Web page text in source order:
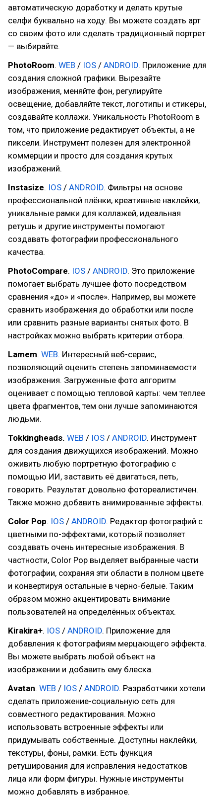
автоматическую доработку и делать крутые
селфи буквально на ходу. Вы можете создать арт
со своим фото или сделать традиционный портрет
— выбирайте.
PhotoRoom. WEB / IOS / ANDROID. Приложение для
создания сложной графики. Вырезайте
изображения, меняйте фон, регулируйте
освещение, добавляйте текст, логотипы и стикеры,
создавайте коллажи. Уникальность PhotoRoom в
том, что приложение редактирует объекты, а не
пиксели. Инструмент полезен для электронной
коммерции и просто для создания крутых
изображений.
Instasize. IOS / ANDROID. Фильтры на основе
профессиональной плёнки, креативные наклейки,
уникальные рамки для коллажей, идеальная
ретушь и другие инструменты помогают
создавать фотографии профессионального
качества.
PhotoCompare. IOS / ANDROID. Это приложение
помогает выбрать лучшее фото посредством
сравнения «до» и «после». Например, вы можете
сравнить изображения до обработки или после
или сравнить разные варианты снятых фото. В
настройках можно выбрать критерии отбора.
Lamem. WEB. Интересный веб-сервис,
позволяющий оценить степень запоминаемости
изображения. Загруженные фото алгоритм
оценивает с помощью тепловой карты: чем теплее
цвета фрагментов, тем они лучше запоминаются
людьми.
Tokkingheads. WEB / IOS / ANDROID. Инструмент
для создания движущихся изображений. Можно
оживить любую портретную фотографию с
помощью ИИ, заставить её двигаться, петь,
говорить. Результат довольно фотореалистичен.
Также можно добавить анимированные эффекты.
Color Pop. IOS / ANDROID. Редактор фотографий с
цветными по-эффектами, который позволяет
создавать очень интересные изображения. В
частности, Color Pop выделяет выбранные части
фотографии, сохраняя эти области в полном цвете
и конвертируя остальные в черно-белые. Таким
образом можно акцентировать внимание
пользователей на определённых объектах.
Kirakira+. IOS / ANDROID. Приложение для
добавления к фотографиям мерцающего эффекта.
Вы можете выбрать любой объект на
изображении и добавить ему блеска.
Avatan. WEB / IOS / ANDROID. Разработчики хотели
сделать приложение-социальную сеть для
совместного редактирования. Можно
использовать встроенные эффекты или
придумывать собственные. Доступны наклейки,
текстуры, фоны, рамки. Есть функция
ретуширования для исправления недостатков
лица или форм фигуры. Нужные инструменты
можно добавлять в избранное.